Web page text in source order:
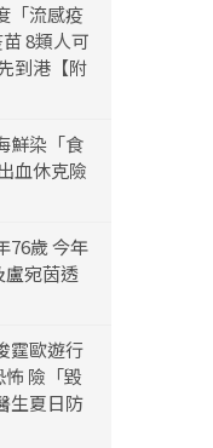
「流感疫
8類人可
到港【附
鮮染「食
血休克險
76歲 今年
盧宛茵透
霆歐遊行
險「毀
生夏日防